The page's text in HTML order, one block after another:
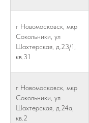
г Новомосковск, мкр
Сокольники, ул
Шахтерская, д.23/1,
кв.31
г Новомосковск, мкр
Сокольники, ул
Шахтерская, д.24а,
кв.2